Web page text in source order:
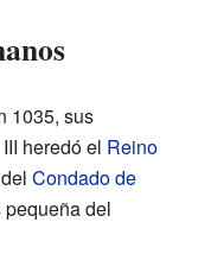
1035, sus
heredó el Reino
Condado de
pequeña del